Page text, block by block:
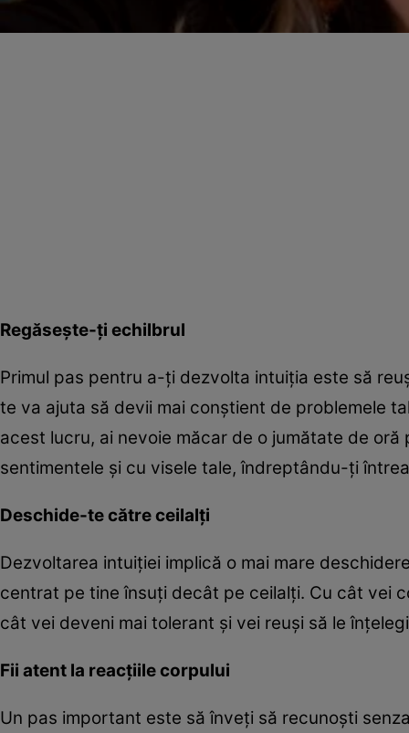
Regăseşte-ţi echilbrul
Primul pas pentru a-ţi dezvolta intuiţia este să
te va ajuta să devii mai conştient de problemele
acest lucru, ai nevoie măcar de o jumătate de
sentimentele şi cu visele tale, îndreptându-ţi
Deschide-te către ceilalţi
Dezvoltarea intuiţiei implică o mai mare
centrat pe tine însuţi decât pe ceilalţi. Cu cât vei
cât vei deveni mai tolerant şi vei reuşi să le
Fii atent la reacţiile corpului
Un pas important este să înveţi să recunoşti